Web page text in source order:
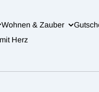
Wohnen & Zauber
Herz